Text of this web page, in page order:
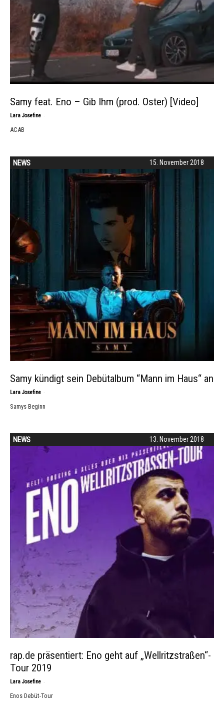
Samy feat. Eno – Gib Ihm (prod. Oster) [Video]
Lara Josefine -
ACAB
15. November 2018
NEWS
Samy kündigt sein Debütalbum “Mann im Haus“ an
Lara Josefine -
Samys Beginn
13. November 2018
NEWS
rap.de präsentiert: Eno geht auf „Wellritzstraßen“-
Tour 2019
Lara Josefine -
Enos Debüt-Tour